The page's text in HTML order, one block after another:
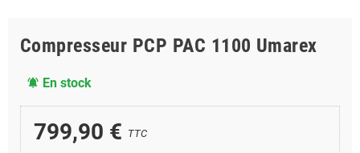
Compresseur PCP PAC 1100 Umarex
notifications_active En stock
799,90 € TTC